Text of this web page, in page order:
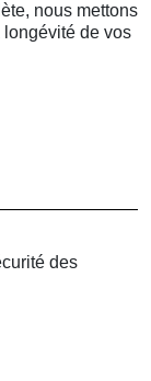
nous mettons
de vos
des